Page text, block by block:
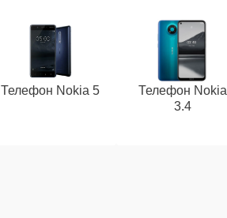
Телефон Nokia 5
Телефон Nokia
3.4